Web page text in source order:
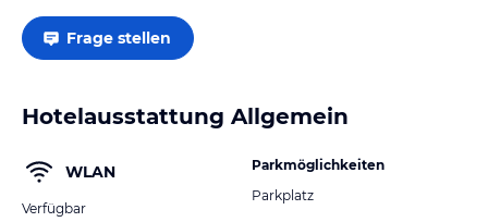
Frage stellen
Hotelausstattung Allgemein
WLAN
Verfügbar
Parkmöglichkeiten
Parkplatz